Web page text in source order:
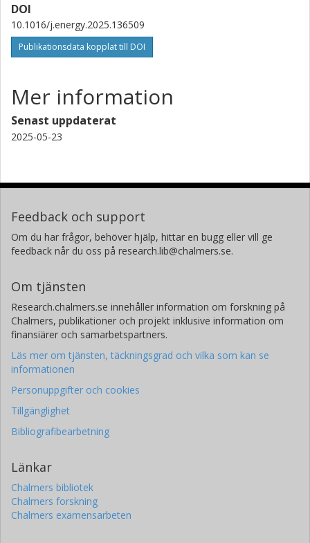
DOI
10.1016/j.energy.2025.136509
Publikationsdata kopplat till DOI
Mer information
Senast uppdaterat
2025-05-23
Feedback och support
Om du har frågor, behöver hjälp, hittar en bugg eller vill ge
feedback når du oss på research.lib@chalmers.se.
Om tjänsten
Research.chalmers.se innehåller information om forskning på
Chalmers, publikationer och projekt inklusive information om
finansiärer och samarbetspartners.
Läs mer om tjänsten, täckningsgrad och vilka som kan se
informationen
Personuppgifter och cookies
Tillgänglighet
Bibliografibearbetning
Länkar
Chalmers bibliotek
Chalmers forskning
Chalmers examensarbeten